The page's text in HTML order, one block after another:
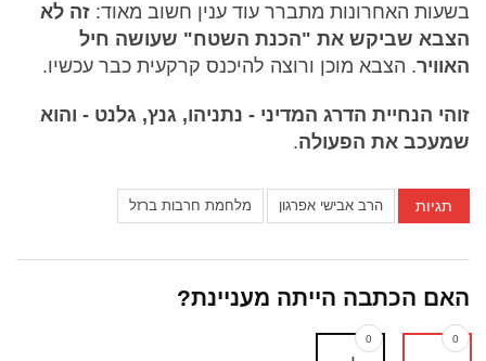
בשעות האחרונות מתברר עוד ענין חשוב מאוד: זה לא
הצבא שביקש את "הכנת השטח" שעושה חיל
האוויר. הצבא מוכן ורוצה להיכנס קרקעית כבר עכשיו.
זוהי הנחיית הדרג המדיני - נתניהו, גנץ, גלנט - והוא
שמעכב את הפעולה.
תגיות הרב אבישי אפרגון מלחמת חרבות ברזל
האם הכתבה הייתה מעניינת?
0
0